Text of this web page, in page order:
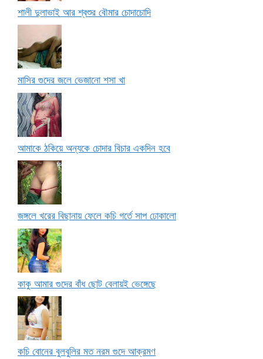
শালী দুলাভাই আর শ্বশুর বৌমার চোদাচোদি
মাসির গুদের জলে ভেজানো শসা খা
আমাকে ঠকিয়ে অন্যকে চোদার বিচার একদিন হবে
জঙ্গলে খরের বিছানায় ফেলে কচি গর্তে সাপ ঢোকালো
কাকু আমার গুদের বাঁধ ছোট বেলায়ই ভেঙ্গেছে
কচি বোনের বুলবুলির মত নরম গুদে আক্রমণ